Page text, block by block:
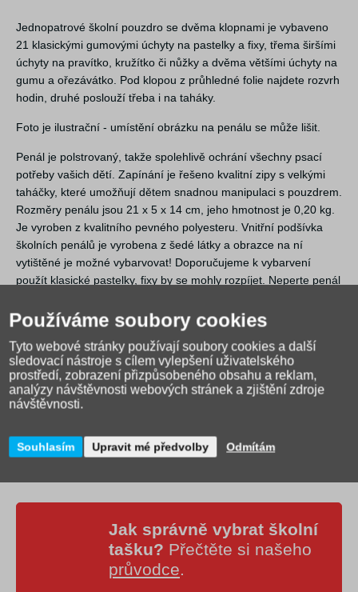
Jednopatrové školní pouzdro se dvěma klopnami je vybaveno
21 klasickými gumovými úchyty na pastelky a fixy, třema širšími
úchyty na pravítko, kružítko či nůžky a dvěma většími úchyty na
gumu a ořezávátko. Pod klopou z průhledné folie najdete rozvrh
hodin, druhé poslouží třeba i na taháky.
Foto je ilustrační - umístění obrázku na penálu se může lišit.
Penál je polstrovaný, takže spolehlivě ochrání všechny psací
potřeby vašich dětí. Zapínání je řešeno kvalitní zipy s velkými
taháčky, které umožňují dětem snadnou manipulaci s pouzdrem.
Rozměry penálu jsou 21 x 5 x 14 cm, jeho hmotnost je 0,20 kg.
Je vyroben z kvalitního pevného polyesteru. Vnitřní podšívka
školních penálů je vyrobena z šedé látky a obrazce na ní
vytištěné je možné vybarvovat! Doporučujeme k vybarvení
použít klasické pastelky, fixy by se mohly rozpíjet. Neperte penál
Jak správně vybrat školní
tašku? Přečtěte si našeho
průvodce.
Používáme soubory cookies
Tyto webové stránky používají soubory cookies a další
sledovací nástroje s cílem vylepšení uživatelského
prostředí, zobrazení přizpůsobeného obsahu a reklam,
analýzy návštěvnosti webových stránek a zjištění zdroje
návštěvnosti.
Souhlasím Upravit mé předvolby Odmítám